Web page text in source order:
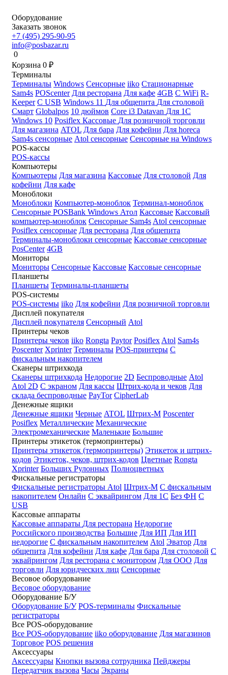
Оборудование
Заказать звонок
+7 (495) 295-90-95
info@posbazar.ru
0
Корзина 0 ₽
Терминалы
Терминалы Windows Сенсорные iiko Стационарные
Sam4s POScenter Для ресторана Для кафе 4GB С WiFi R-
Keeper С USB Windows 11 Для общепита Для столовой
Смарт Globalpos 10 дюймов Core i3 Datavan Для 1С
Windows 10 Posiflex Кассовые Для розничной торговли
Для магазина ATOL Для бара Для кофейни Для horeca
Sam4s сенсорные Atol сенсорные Сенсорные на Windows
POS-кассы
POS-кассы
Компьютеры
Компьютеры Для магазина Кассовые Для столовой Для
кофейни Для кафе
Моноблоки
Моноблоки Компьютер-моноблок Терминал-моноблок
Сенсорные POSBank Windows Атол Кассовые Кассовый
компьютер-моноблок Сенсорные Sam4s Atol сенсорные
Posiflex сенсорные Для ресторана Для общепита
Терминалы-моноблоки сенсорные Кассовые сенсорные
PosCenter 4GB
Мониторы
Мониторы Сенсорные Кассовые Кассовые сенсорные
Планшеты
Планшеты Терминалы-планшеты
POS-системы
POS-системы iiko Для кофейни Для розничной торговли
Дисплей покупателя
Дисплей покупателя Сенсорный Atol
Принтеры чеков
Принтеры чеков iiko Rongta Paytor Posiflex Atol Sam4s
Poscenter Xprinter Терминалы POS-принтеры С
фискальным накопителем
Сканеры штрихкода
Сканеры штрихкода Недорогие 2D Беспроводные Atol
Atol 2D С экраном Для кассы Штрих-кода и чеков Для
склада беспроводные PayTor CipherLab
Денежные ящики
Денежные ящики Черные ATOL Штрих-М Poscenter
Posiflex Металлические Механические
Электромеханические Маленькие Большие
Принтеры этикеток (термопринтеры)
Принтеры этикеток (термопринтеры) Этикеток и штрих-
кодов Этикеток, чеков, штрих-кодов Цветные Rongta
Xprinter Больших Рулонных Полноцветных
Фискальные регистраторы
Фискальные регистраторы Atol Штрих-М С фискальным
накопителем Онлайн С эквайрингом Для 1С Без ФН С
USB
Кассовые аппараты
Кассовые аппараты Для ресторана Недорогие
Российского производства Большие Для ИП Для ИП
недорогие С фискальным накопителем Atol Эватор Для
общепита Для кофейни Для кафе Для бара Для столовой С
эквайрингом Для ресторана с монитором Для ООО Для
торговли Для юридческих лиц Сенсорные
Весовое оборудование
Весовое оборудование
Оборудование Б/У
Оборудование Б/У POS-терминалы Фискальные
регистраторы
Все POS-оборудование
Все POS-оборудование iiko оборудование Для магазинов
Торговое POS решения
Аксессуары
Аксессуары Кнопки вызова сотрудника Пейджеры
Передатчик вызова Часы Экраны